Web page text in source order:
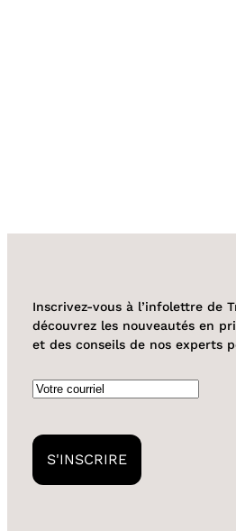
Inscrivez-vous à l’infolettre de
découvrez les nouveautés en
et des conseils de nos experts
Courriel